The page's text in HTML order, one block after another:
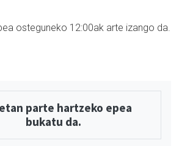
osteguneko 12:00ak arte izango da.
parte hartzeko epea
bukatu da.